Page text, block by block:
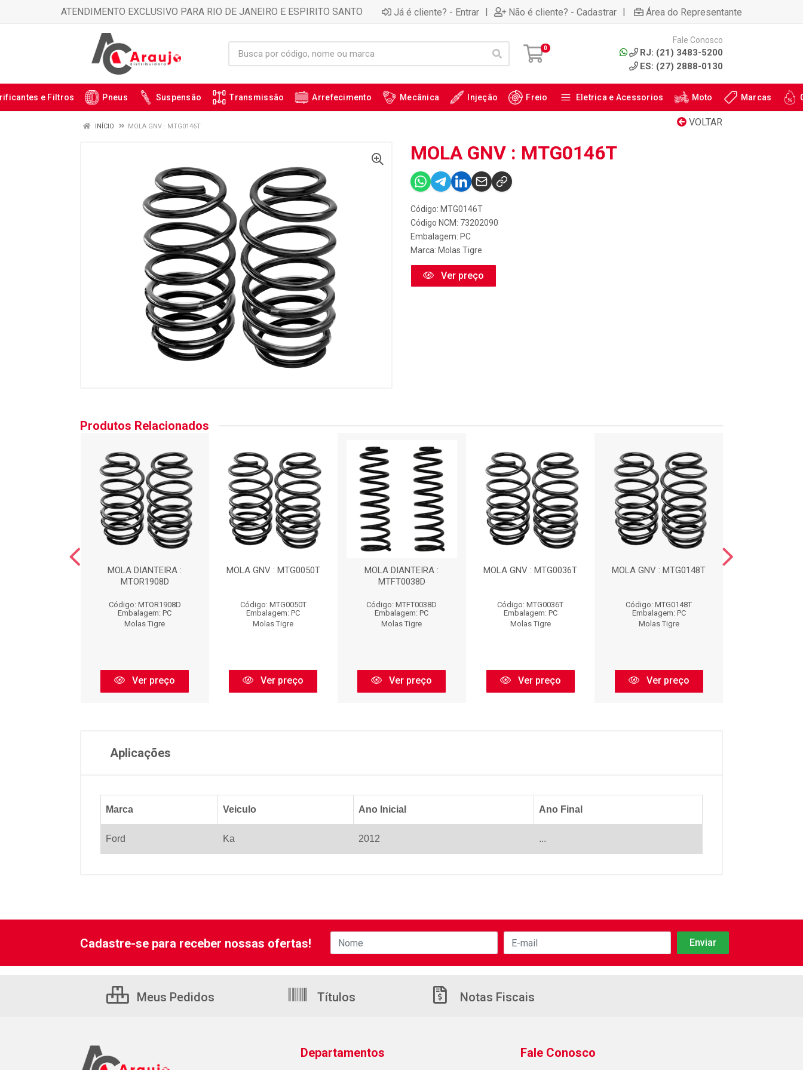
ATENDIMENTO EXCLUSIVO PARA RIO DE JANEIRO E ESPIRITO SANTO Já é cliente? - Entrar | Não é cliente? - Cadastrar | Área do Representante
0
Fale Conosco
RJ: (21) 3483-5200
ES: (27) 2888-0130
e Filtros Pneus Suspensão Transmissão Arrefecimento Mecânica Injeção Freio Eletrica e Acessorios Moto Marcas
VOLTAR
INÍCIO MOLA GNV : MTG0146T
MOLA GNV : MTG0146T
Código: MTG0146T
Código NCM: 73202090
Embalagem: PC
Marca: Molas Tigre
Ver preço
Produtos Relacionados
MOLA DIANTEIRA :
MTOR1908D
Código: MTOR1908D
Embalagem: PC
Molas Tigre
Ver preço
MOLA GNV : MTG0050T
Código: MTG0050T
Embalagem: PC
Molas Tigre
Ver preço
MOLA DIANTEIRA :
MTFT0038D
Código: MTFT0038D
Embalagem: PC
Molas Tigre
Ver preço
MOLA GNV : MTG0036T
Código: MTG0036T
Embalagem: PC
Molas Tigre
Ver preço
MOLA GNV : MTG0148T
Código: MTG0148T
Embalagem: PC
Molas Tigre
Ver preço
Aplicações
Marca Veiculo Ano Inicial Ano Final
Ford Ka 2012 ...
Cadastre-se para receber nossas ofertas!
Meus Pedidos Títulos Notas Fiscais
Departamentos Fale Conosco